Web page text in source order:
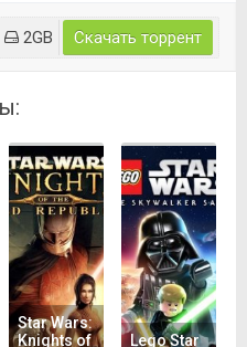
2GB Скачать торрент
Star Wars:
Knights of
Lego Star